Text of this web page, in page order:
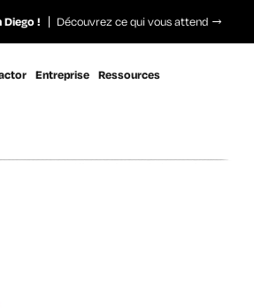
Diego ! Découvrez ce qui vous attend
Entreprise Ressources